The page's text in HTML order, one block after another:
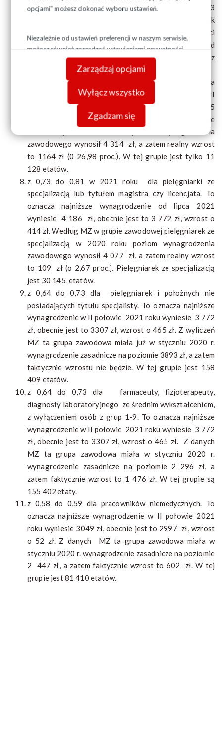
opcjami” możesz dokonać wyboru ustawień.
Niezależnie od ustawień preferencji w naszym serwisie,
możesz również zarządzać ustawieniami prywatności
swojej przeglądarki. Więcej informacji o przetwarzaniu
danych znajdziesz wPolityce prywatności.
Zarządzaj opcjami
Wyłącz wszystko
Zgadzam się
298 zł, a zatem realny wzrost wynosi 888 zł (26,93
proc.) W tej grupie jest 48 362 etatów. Współczynnik
0,81 przewidziany jest też dla pracownikó działalności
podstawowej, inny niż pracownik wykonujący zawód
medyczny, wymagający wyższego wykształcenia, bez
z 1,05 do 1,06 dla pielęgniarki magister pielęgniarstwa
i specjalizacją. To oznacza najniższe wynagrodzenie w II
połowie 2021 roku wyniesie 5 478 zł, obecnie jest to 5
426 zł, wzrost o 52 zł. Według MZ w tej grupie
zawodowej w 2020 roku poziom wynagrodzenia
zawodowego wynosił 4 314 zł, a zatem realny wzrost
to 1164 zł (0 26,98 proc.). W tej grupie jest tylko 11
128 etatów.
z 0,73 do 0,81 w 2021 roku dla pielęgniarki ze
specjalizacją lub tytułem magistra czy licencjata. To
oznacza najniższe wynagrodzenie od lipca 2021
wyniesie 4 186 zł, obecnie jest to 3 772 zł, wzrost o
414 zł. Według MZ w grupie zawodowej pielęgniarek ze
specjalizacją w 2020 roku poziom wynagrodzenia
zawodowego wynosił 4 077 zł, a zatem realny wzrost
to 109 zł (o 2,67 proc.). Pielęgniarek ze specjalizacją
jest 30 145 etatów.
z 0,64 do 0,73 dla pielęgniarek i położnych nie
posiadających tytułu specjalisty. To oznacza najniższe
wynagrodzenie w II połowie 2021 roku wyniesie 3 772
zł, obecnie jest to 3307 zł, wzrost o 465 zł. Z wyliczeń
MZ ta grupa zawodowa miała już w styczniu 2020 r.
wynagrodzenie zasadnicze na poziomie 3893 zł, a zatem
faktycznie wzrostu nie będzie. W tej grupie jest 158
409 etatów.
z 0,64 do 0,73 dla farmaceuty, fizjoterapeuty,
diagnosty laboratoryjnego ze średnim wykształceniem,
z wyłączeniem osób z grup 1-9. To oznacza najniższe
wynagrodzenie w II połowie 2021 roku wyniesie 3 772
zł, obecnie jest to 3307 zł, wzrost o 465 zł. Z danych
MZ ta grupa zawodowa miała w styczniu 2020 r.
wynagrodzenie zasadnicze na poziomie 2 296 zł, a
zatem faktycznie wzrost to 1 476 zł. W tej grupie są
155 402 etaty.
z 0,58 do 0,59 dla pracowników niemedycznych. To
oznacza najniższe wynagrodzenie w II połowie 2021
roku wyniesie 3049 zł, obecnie jest to 2997 zł, wzrost
o 52 zł. Z danych MZ ta grupa zawodowa miała w
styczniu 2020 r. wynagrodzenie zasadnicze na poziomie
2 447 zł, a zatem faktycznie wzrost to 602 zł. W tej
grupie jest 81 410 etatów.